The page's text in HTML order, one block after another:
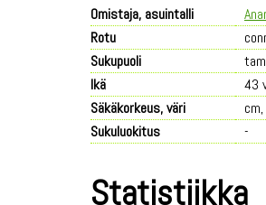
Omistaja, asuintalli
Rotu
Sukupuoli
Ikä
43
Säkäkorkeus, väri
cm,
Sukuluokitus
-
Statistiikka